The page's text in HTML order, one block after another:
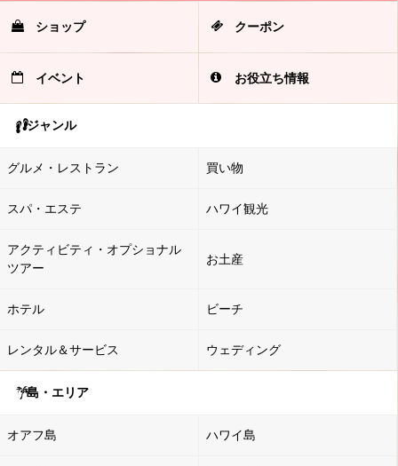
ショップ クーポン
イベント お役立ち情報
ジャンル
グルメ・レストラン 買い物
スパ・エステ ハワイ観光
アクティビティ・オプショナル
ツアー
お土産
ホテル ビーチ
レンタル＆サービス ウェディング
島・エリア
オアフ島 ハワイ島